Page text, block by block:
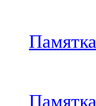
Памятка
Памятка